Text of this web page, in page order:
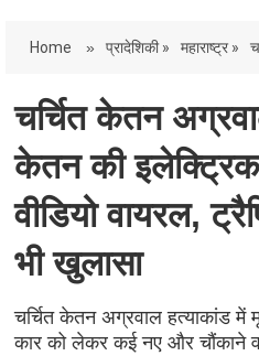
Home » प्रादेशिकी » महाराष्ट्र »
चर्चित केतन
केतन की
वीडियो वायरल,
भी खुलासा
चर्चित केतन अग्रवाल हत्याकांड
कार को लेकर कई नए और चौंकाने